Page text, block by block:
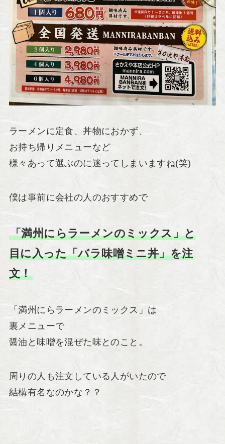
ラーメンに定食、丼物におかず、
お持ち帰りメニューなど
様々あって選ぶのに迷ってしまいますね(笑)
僕は事前に会社の人のおすすめで
「満州にらラーメンのミックス」と
目に入った「バラ味噌ミニ丼」を注
文！
「満州にらラーメンのミックス」は
裏メニューで
醤油と味噌を混ぜた味とのこと。
周りの人も注文している人がいたので
結構有名なのかな？？